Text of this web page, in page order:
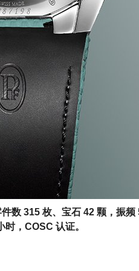
数 315 枚、宝石 42 颗，振频
时，COSC 认证。